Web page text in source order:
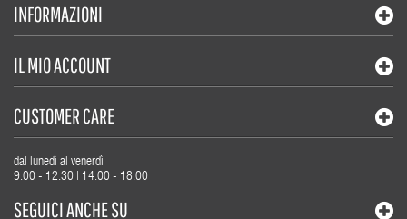
INFORMAZIONI
IL MIO ACCOUNT
CUSTOMER CARE
dal lunedì al venerdì
9.00 - 12.30 | 14.00 - 18.00
SEGUICI ANCHE SU